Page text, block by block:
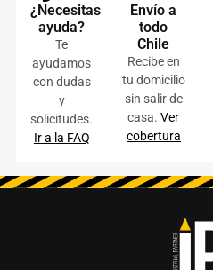
¿Necesitas
ayuda?
Te
ayudamos
con dudas
y
solicitudes.
Ir a la FAQ
Envío a
todo
Chile
Recibe en
tu domicilio
sin salir de
casa.Ver
cobertura